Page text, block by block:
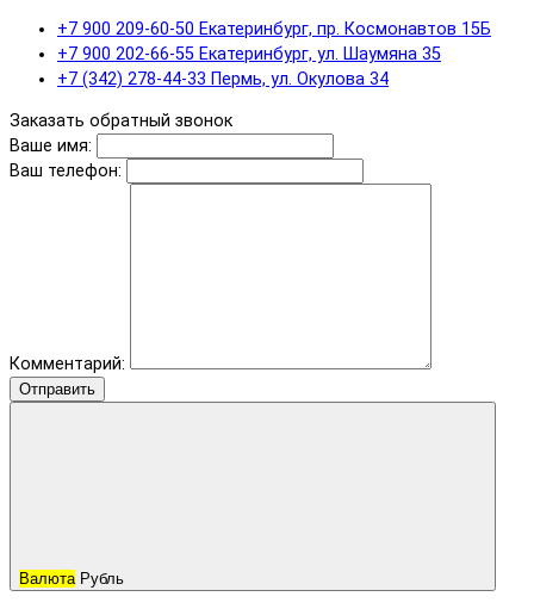
+7 900 209-60-50 Екатеринбург, пр. Космонавтов 15Б
+7 900 202-66-55 Екатеринбург, ул. Шаумяна 35
+7 (342) 278-44-33 Пермь, ул. Окулова 34
Заказать обратный звонок
Ваше имя:
Ваш телефон:
Комментарий:
Отправить
Валюта Рубль